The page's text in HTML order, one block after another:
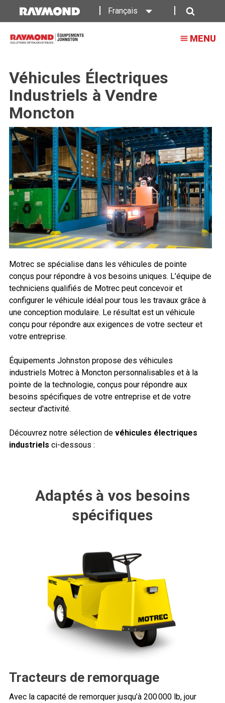
Français
MENU
Véhicules Électriques
Industriels à Vendre
Moncton
Motrec se spécialise dans les véhicules de pointe
conçus pour répondre à vos besoins uniques. L’équipe de
techniciens qualifiés de Motrec peut concevoir et
configurer le véhicule idéal pour tous les travaux grâce à
une conception modulaire. Le résultat est un véhicule
conçu pour répondre aux exigences de votre secteur et
votre entreprise.
Équipements Johnston propose des véhicules
industriels Motrec à Moncton personnalisables et à la
pointe de la technologie, conçus pour répondre aux
besoins spécifiques de votre entreprise et de votre
secteur d'activité.
Découvrez notre sélection de véhicules électriques
industriels ci-dessous :
Adaptés à vos besoins
spécifiques
Tracteurs de remorquage
Avec la capacité de remorquer jusqu’à 200 000 lb, jour